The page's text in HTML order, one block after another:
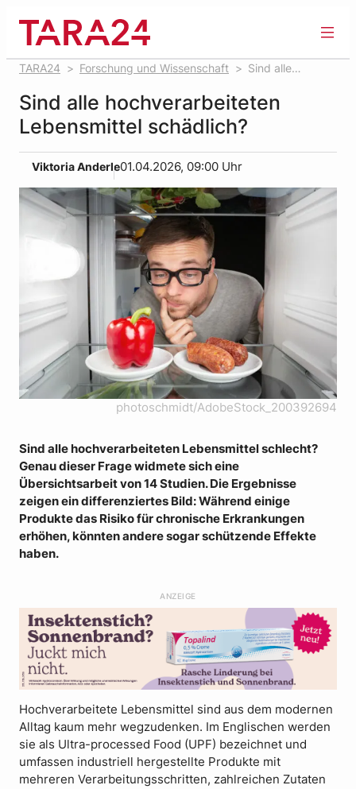
springen
TARA24 Forschung und Wissenschaft
Sind alle
Sind alle hochverarbeiteten
Lebensmittel schädlich?
Viktoria Anderle01.04.2026, 09:00 Uhr
photoschmidt/AdobeStock_200392694
Sind alle hochverarbeiteten Lebensmittel schlecht?
Genau dieser Frage widmete sich eine
Übersichtsarbeit von 14 Studien. Die Ergebnisse
zeigen ein differenziertes Bild: Während einige
Produkte das Risiko für chronische Erkrankungen
erhöhen, könnten andere sogar schützende Effekte
haben.
ANZEIGE
Hochverarbeitete Lebensmittel sind aus dem modernen
Alltag kaum mehr wegzudenken. Im Englischen werden
sie als Ultra-processed Food (UPF) bezeichnet und
umfassen industriell hergestellte Produkte mit
mehreren Verarbeitungsschritten, zahlreichen Zutaten